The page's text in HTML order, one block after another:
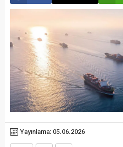
Yayınlama: 05.06.2026